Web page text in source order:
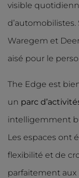
visible
Waregem et
aisé pour le
The Edge est
un parc
intelligemment
Les espaces ont
flexibilité et de
parfaitement aux